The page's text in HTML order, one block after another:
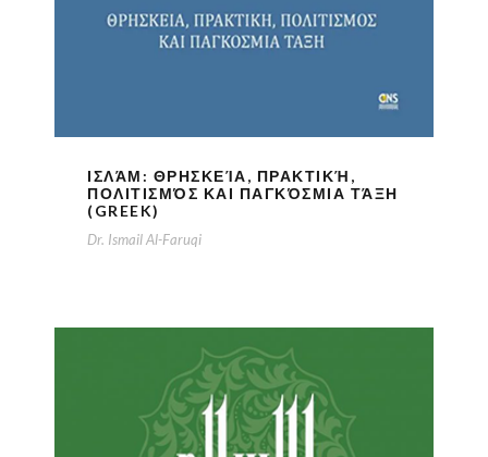
ΙΣΛΆΜ: ΘΡΗΣΚΕΊΑ, ΠΡΑΚΤΙΚΉ,
ΠΟΛΙΤΙΣΜΌΣ ΚΑΙ ΠΑΓΚΌΣΜΙΑ ΤΆΞΗ
(GREEK)
Dr. Ismail Al-Faruqi